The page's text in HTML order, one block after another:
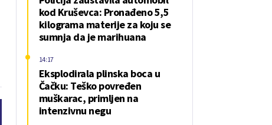
kod Kruševca: Pronađeno 5,5
kilograma materije za koju se
sumnja da je marihuana
Eksplodirala plinska boca u
Čačku: Teško povređen
muškarac, primljen na
intenzivnu negu
14:17